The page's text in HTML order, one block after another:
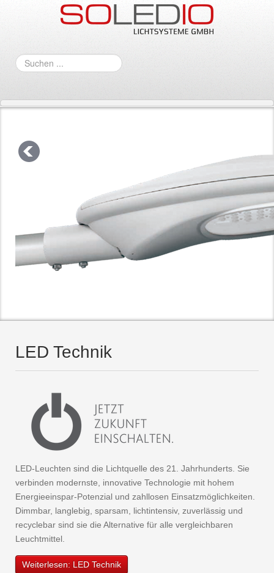
Suchen
...
LED Technik
LED-Leuchten sind die Lichtquelle des 21. Jahrhunderts. Sie
verbinden modernste, innovative Technologie mit hohem
Energieeinspar-Potenzial und zahllosen Einsatzmöglichkeiten.
Dimmbar, langlebig, sparsam, lichtintensiv, zuverlässig und
recyclebar sind sie die Alternative für alle vergleichbaren
Leuchtmittel.
Weiterlesen: LED Technik